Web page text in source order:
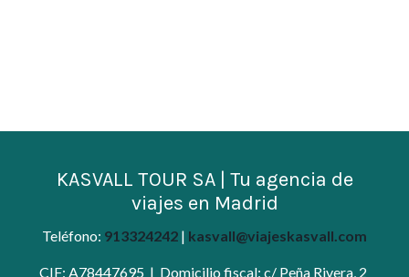
KASVALL TOUR SA | Tu agencia de
viajes en Madrid
Teléfono: 913324242 | kasvall@viajeskasvall.com
CIF: A78447695 | Domicilio fiscal: c/ Peña Rivera, 2